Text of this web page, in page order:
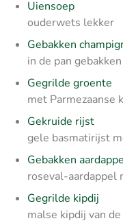
Uiensoep
ouderwets lekker
Gebakken
in de pan
Gegrilde groente
met Parmezaanse
Gekruide rijst
gele basmatirijst
Gebakken
roseval-aardappel
Gegrilde kipdij
malse kipdij van